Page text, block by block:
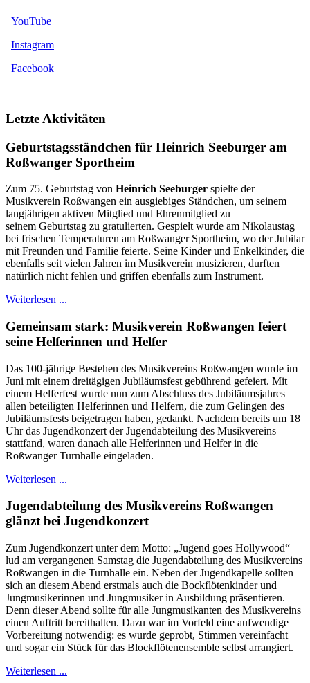
YouTube
Instagram
Facebook
Letzte Aktivitäten
Geburtstagsständchen für Heinrich Seeburger am
Roßwanger Sportheim
Zum 75. Geburtstag von Heinrich Seeburger spielte der
Musikverein Roßwangen ein ausgiebiges Ständchen, um seinem
langjährigen aktiven Mitglied und Ehrenmitglied zu
seinem Geburtstag zu gratulierten. Gespielt wurde am Nikolaustag
bei frischen Temperaturen am Roßwanger Sportheim, wo der Jubilar
mit Freunden und Familie feierte. Seine Kinder und Enkelkinder, die
ebenfalls seit vielen Jahren im Musikverein musizieren, durften
natürlich nicht fehlen und griffen ebenfalls zum Instrument.
Weiterlesen ...
Gemeinsam stark: Musikverein Roßwangen feiert
seine Helferinnen und Helfer
Das 100-jährige Bestehen des Musikvereins Roßwangen wurde im
Juni mit einem dreitägigen Jubiläumsfest gebührend gefeiert. Mit
einem Helferfest wurde nun zum Abschluss des Jubiläumsjahres
allen beteiligten Helferinnen und Helfern, die zum Gelingen des
Jubiläumsfests beigetragen haben, gedankt. Nachdem bereits um 18
Uhr das Jugendkonzert der Jugendabteilung des Musikvereins
stattfand, waren danach alle Helferinnen und Helfer in die
Roßwanger Turnhalle eingeladen.
Weiterlesen ...
Jugendabteilung des Musikvereins Roßwangen
glänzt bei Jugendkonzert
Zum Jugendkonzert unter dem Motto: „Jugend goes Hollywood“
lud am vergangenen Samstag die Jugendabteilung des Musikvereins
Roßwangen in die Turnhalle ein. Neben der Jugendkapelle sollten
sich an diesem Abend erstmals auch die Bockflötenkinder und
Jungmusikerinnen und Jungmusiker in Ausbildung präsentieren.
Denn dieser Abend sollte für alle Jungmusikanten des Musikvereins
einen Auftritt bereithalten. Dazu war im Vorfeld eine aufwendige
Vorbereitung notwendig: es wurde geprobt, Stimmen vereinfacht
und sogar ein Stück für das Blockflötenensemble selbst arrangiert.
Weiterlesen ...